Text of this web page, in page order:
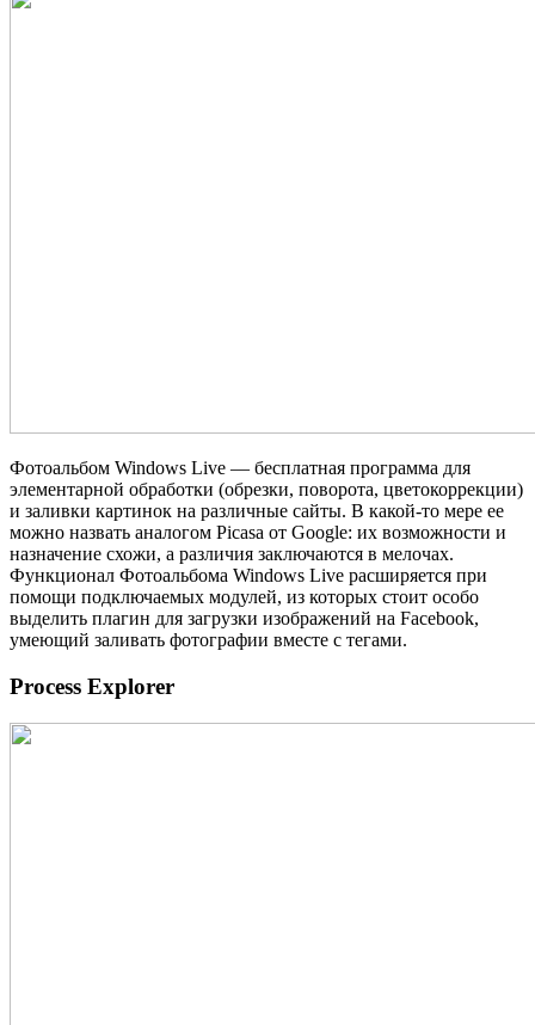
Фотоальбом Windows Live — бесплатная программа для
элементарной обработки (обрезки, поворота, цветокоррекции)
и заливки картинок на различные сайты. В какой‐то мере ее
можно назвать аналогом Picasa от Google: их возможности и
назначение схожи, а различия заключаются в мелочах.
Функционал Фотоальбома Windows Live расширяется при
помощи подключаемых модулей, из которых стоит особо
выделить плагин для загрузки изображений на Facebook,
умеющий заливать фотографии вместе с тегами.
Process Explorer